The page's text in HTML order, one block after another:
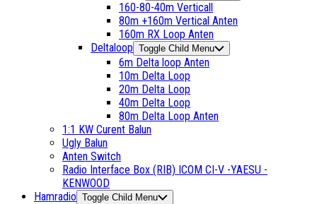
160-80-40m Verticall
80m +160m Vertical Anten
160m RX Loop Anten
Deltaloop Toggle Child Menu
6m Delta loop Anten
10m Delta Loop
20m Delta Loop
40m Delta Loop
80m Delta Loop Anten
1:1 KW Curent Balun
Ugly Balun
Anten Switch
Radio Interface Box (RIB) ICOM CI-V -YAESU -
KENWOOD
Hamradio Toggle Child Menu